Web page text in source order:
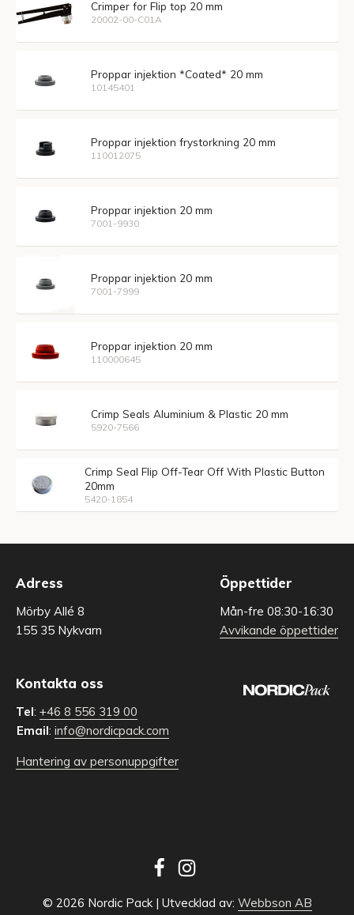
Crimper for Flip top 20 mm
20002-00-C01A
Proppar injektion *Coated* 20 mm
10145401
Proppar injektion frystorkning 20 mm
110012075
Proppar injektion 20 mm
7001-9930
Proppar injektion 20 mm
7001-7999
Proppar injektion 20 mm
110000645
Crimp Seals Aluminium & Plastic 20 mm
5920-7566
Crimp Seal Flip Off-Tear Off With Plastic Button
20mm
5420-1854
Adress
Mörby Allé 8
155 35 Nykvarn
Öppettider
Mån-fre 08:30-16:30
Avvikande öppettider
Kontakta oss
Tel: +46 8 556 319 00
Email: info@nordicpack.com
Hantering av personuppgifter
© 2026 Nordic Pack | Utvecklad av: Webbson AB